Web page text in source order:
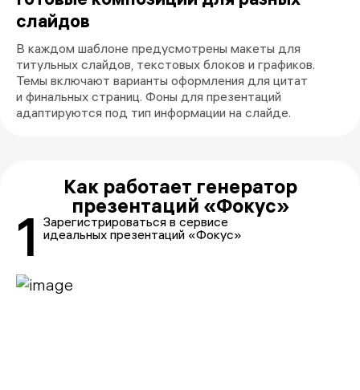
слайдов
В каждом шаблоне предусмотрены макеты для
титульных слайдов, текстовых блоков и графиков.
Темы включают варианты оформления для цитат
и финальных страниц. Фоны для презентаций
адаптируются под тип информации на слайде.
Как работает генератор
презентаций «Фокус»
1 Зарегистрироваться в сервисе
идеальных презентаций «Фокус»